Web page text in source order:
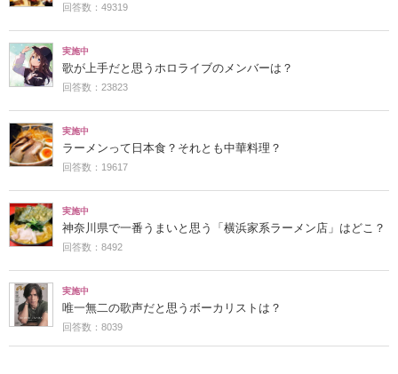
回答数：49319
実施中
歌が上手だと思うホロライブのメンバーは？
回答数：23823
実施中
ラーメンって日本食？それとも中華料理？
回答数：19617
実施中
神奈川県で一番うまいと思う「横浜家系ラーメン店」はどこ？
回答数：8492
実施中
唯一無二の歌声だと思うボーカリストは？
回答数：8039